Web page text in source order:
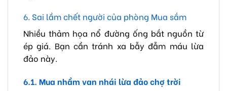
6. Sai lầm chết người của phòng Mua sắm
Nhiều thảm họa nổ đường ống bắt nguồn từ
ép giá. Bạn cần tránh xa bẫy đẫm máu lừa
đảo này.
6.1. Mua nhầm van nhái lừa đảo chợ trời